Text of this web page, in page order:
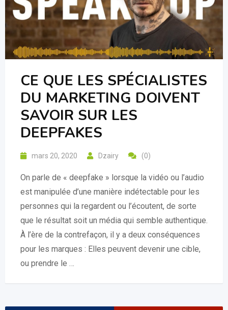
CE QUE LES SPÉCIALISTES
DU MARKETING DOIVENT
SAVOIR SUR LES
DEEPFAKES
mars 20, 2020 Dzairy (0)
On parle de « deepfake » lorsque la vidéo ou l’audio
est manipulée d’une manière indétectable pour les
personnes qui la regardent ou l’écoutent, de sorte
que le résultat soit un média qui semble authentique.
À l’ère de la contrefaçon, il y a deux conséquences
pour les marques : Elles peuvent devenir une cible,
ou prendre le …